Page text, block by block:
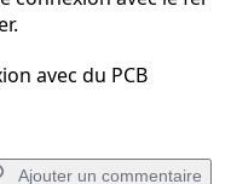
avec du PCB
Ajouter un commentaire